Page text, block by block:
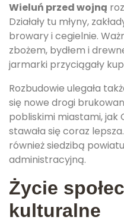
Wieluń przed wojną
Działały tu młyny,
browary i cegielnie.
zbożem, bydłem i
jarmarki przyciągały
Rozbudowie ulegała
się nowe drogi
pobliskimi miastami, jak
stawała się coraz
również siedzibą
administracyjną.
Życie
kulturalne